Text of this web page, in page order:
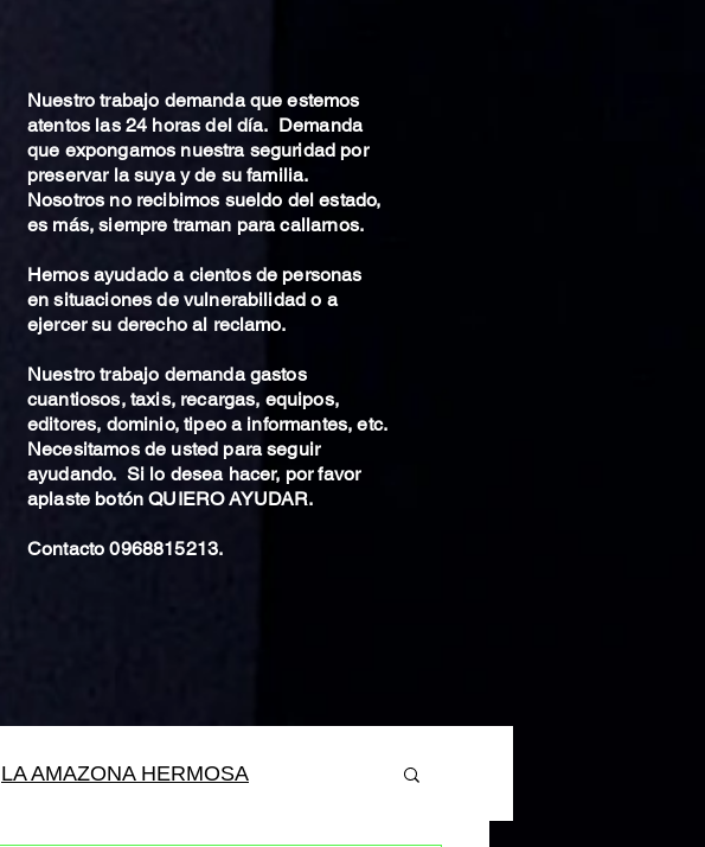
Nuestro trabajo demanda que estemos
atentos las 24 horas del día. Demanda
que expongamos nuestra seguridad por
preservar la suya y de su familia.
Nosotros no recibimos sueldo del estado,
es más, siempre traman para callarnos.
Hemos ayudado a cientos de personas
en situaciones de vulnerabilidad o a
ejercer su derecho al reclamo.
Nuestro trabajo demanda gastos
cuantiosos, taxis, recargas, equipos,
editores, dominio, tipeo a informantes, etc.
Necesitamos de usted para seguir
ayudando. Si lo desea hacer, por favor
aplaste botón QUIERO AYUDAR.
Contacto 0968815213.
LA AMAZONA HERMOSA